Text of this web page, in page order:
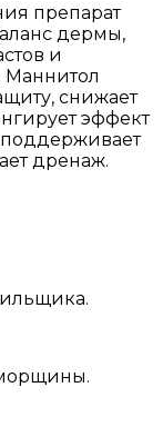
препарат
дермы,
и
Маннитол
снижает
эффект
дренаж.